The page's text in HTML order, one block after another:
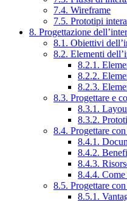
7.4. Wireframe
7.5. Prototipi
8. Progettazione
8.1. Obiettivi
8.2. Elementi
8.2.1.
8.2.2.
8.2.3.
8.3. Progettare e
8.3.1.
8.3.2.
8.4. Progettare
8.4.1.
8.4.2.
8.4.3.
8.4.4.
8.5. Progettare
8.5.1.